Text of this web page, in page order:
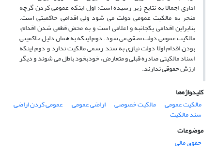
اداری اجمالا به نتایج زیر رسیده است: اول اینکه عمومی کردن گرچه
منجر به مالکیت عمومی دولت می شود ولی اقدامی حاکمیتی است.
بنابراین اقدامی یکجانبه و اعلامی است و به محض قطعی شدن اقدام،
مالکیت عمومی دولت محقق می شود. دوم اینکه به همان دلیل حاکمیتی
بودن اقدام اولا دولت نیازی به سند رسمی مالکیت ندارد و دوم اینکه
اسناد مالکیتی صادره قبلی و متعارض، خودبخود باطل می شوند و دیگر
ارزش حقوقی ندارند.
کلیدواژه‌ها
مالکیت عمومی
مالکیت خصوصی اراضی عمومی عمومی کردن اراضی
سند مالکیت
موضوعات
حقوق مالی